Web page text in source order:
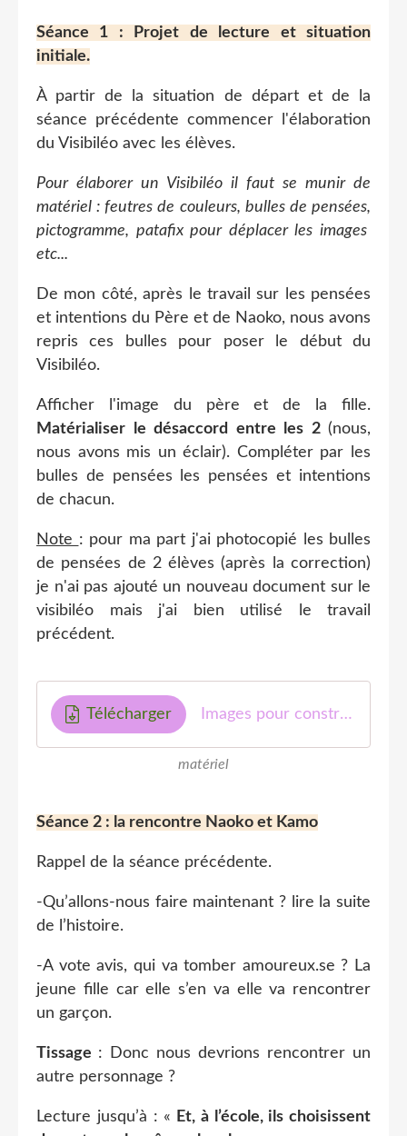
Séance 1 : Projet de lecture et situation
initiale.
À partir de la situation de départ et de la
séance précédente commencer l'élaboration
du Visibiléo avec les élèves.
Pour élaborer un Visibiléo il faut se munir de
matériel : feutres de couleurs, bulles de pensées,
pictogramme, patafix pour déplacer les images
etc...
De mon côté, après le travail sur les pensées
et intentions du Père et de Naoko, nous avons
repris ces bulles pour poser le début du
Visibiléo.
Afficher l'image du père et de la fille.
Matérialiser le désaccord entre les 2 (nous,
nous avons mis un éclair). Compléter par les
bulles de pensées les pensées et intentions
de chacun.
Note : pour ma part j'ai photocopié les bulles
de pensées de 2 élèves (après la correction)
je n'ai pas ajouté un nouveau document sur le
visibiléo mais j'ai bien utilisé le travail
précédent.
Télécharger Images pour construire le visibiléo
matériel
Séance 2 : la rencontre Naoko et Kamo
Rappel de la séance précédente.
-Qu’allons-nous faire maintenant ? lire la suite
de l’histoire.
-A vote avis, qui va tomber amoureux.se ? La
jeune fille car elle s’en va elle va rencontrer
un garçon.
Tissage : Donc nous devrions rencontrer un
autre personnage ?
Lecture jusqu’à : « Et, à l’école, ils choisissent